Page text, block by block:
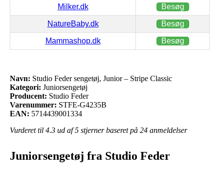
Milker.dk Besøg
NatureBaby.dk Besøg
Mammashop.dk Besøg
Navn: Studio Feder sengetøj, Junior – Stripe Classic
Kategori: Juniorsengetøj
Producent: Studio Feder
Varenummer: STFE-G4235B
EAN: 5714439001334
Vurderet til 4.3 ud af 5 stjerner baseret på 24 anmeldelser
Juniorsengetøj fra Studio Feder